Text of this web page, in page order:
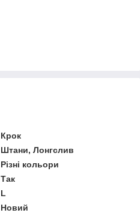
Крок
Штани, Лонгслив
Різні кольори
Так
L
Новий